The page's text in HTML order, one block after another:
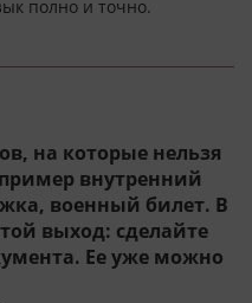
полно и точно.
на которые нельзя
внутренний
военный билет. В
выход: сделайте
Ее уже можно